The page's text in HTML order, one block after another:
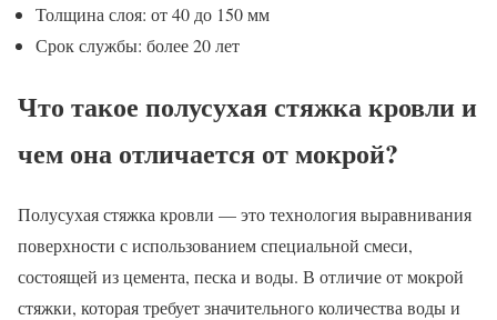
Толщина слоя: от 40 до 150 мм
Срок службы: более 20 лет
Что такое полусухая стяжка кровли и
чем она отличается от мокрой?
Полусухая стяжка кровли — это технология выравнивания
поверхности с использованием специальной смеси,
состоящей из цемента, песка и воды. В отличие от мокрой
стяжки, которая требует значительного количества воды и